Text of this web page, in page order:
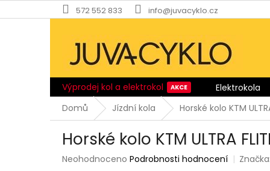
na
572 552 833 info@juvacyklo.cz
Výprodej kol a elektrokol Elektrokola
Domů
Jízdní kola Horské kolo KTM
Horské kolo KTM ULTRA
Průměrné
Neohodnoceno Podrobnosti hodnocení